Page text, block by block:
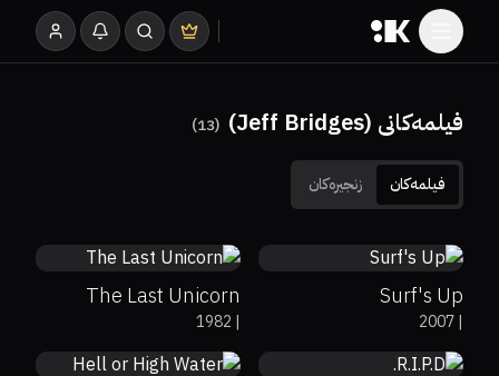
فیلمەکانی (Jeff Bridges) (
13
)
فیلمەکان زنجیرەکان 6.7
78%
64%
Surf's Up
|
2007
The Last Unicorn
|
1982
5.6
12%
7.6
97%
88%